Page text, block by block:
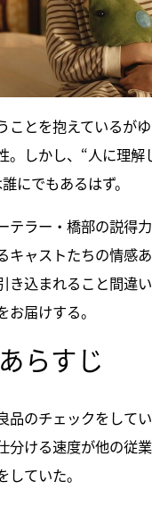
ことを抱えているが
。しかし、“人に理解
にでもあるはず。
テラー・橋部の説得
キャストたちの情感あ
き込まれること間違
お届けする。
らすじ
品のチェックをして
分ける速度が他の従
していた。